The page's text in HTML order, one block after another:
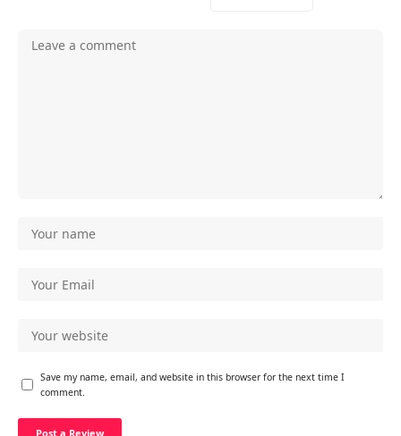
Save my name, email, and website in this browser for the next time I
comment.